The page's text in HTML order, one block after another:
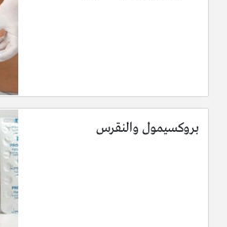
بروكسيمول والنقرس